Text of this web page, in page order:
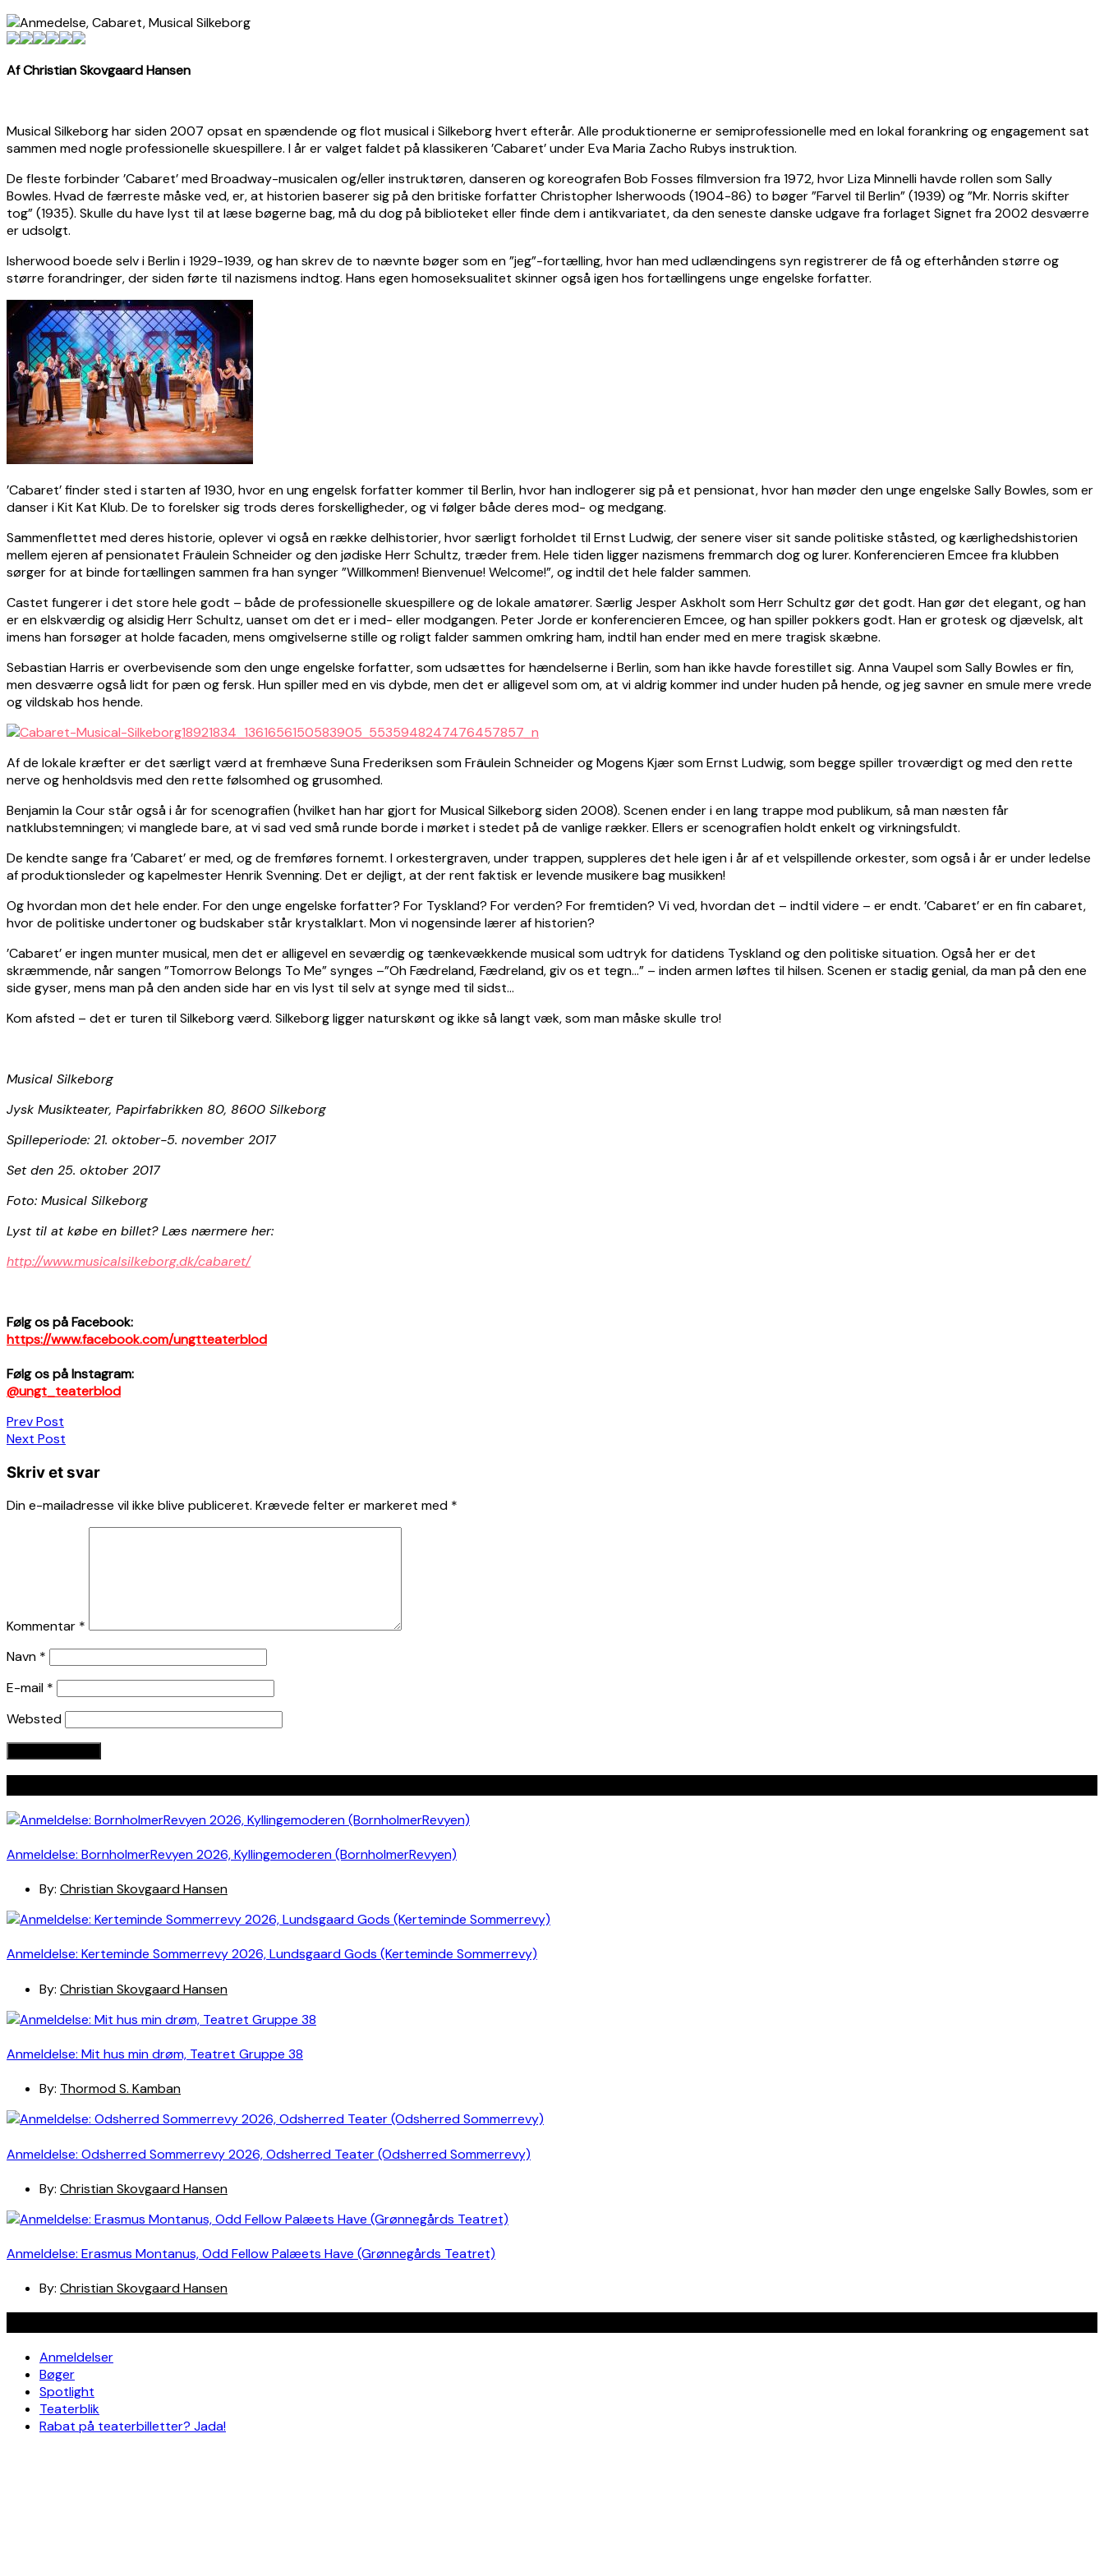
Af Christian Skovgaard Hansen
Musical Silkeborg har siden 2007 opsat en spændende og flot musical i Silkeborg hvert efterår. Alle produktionerne er semiprofessionelle med en lokal forankring og engagement sat
sammen med nogle professionelle skuespillere. I år er valget faldet på klassikeren ’Cabaret’ under Eva Maria Zacho Rubys instruktion.
De fleste forbinder ’Cabaret’ med Broadway-musicalen og/eller instruktøren, danseren og koreografen Bob Fosses filmversion fra 1972, hvor Liza Minnelli havde rollen som Sally
Bowles. Hvad de færreste måske ved, er, at historien baserer sig på den britiske forfatter Christopher Isherwoods (1904-86) to bøger ”Farvel til Berlin” (1939) og ”Mr. Norris skifter
tog” (1935). Skulle du have lyst til at læse bøgerne bag, må du dog på biblioteket eller finde dem i antikvariatet, da den seneste danske udgave fra forlaget Signet fra 2002 desværre
er udsolgt.
Isherwood boede selv i Berlin i 1929-1939, og han skrev de to nævnte bøger som en ”jeg”-fortælling, hvor han med udlændingens syn registrerer de få og efterhånden større og
større forandringer, der siden førte til nazismens indtog. Hans egen homoseksualitet skinner også igen hos fortællingens unge engelske forfatter.
’Cabaret’ finder sted i starten af 1930, hvor en ung engelsk forfatter kommer til Berlin, hvor han indlogerer sig på et pensionat, hvor han møder den unge engelske Sally Bowles, som er
danser i Kit Kat Klub. De to forelsker sig trods deres forskelligheder, og vi følger både deres mod- og medgang.
Sammenflettet med deres historie, oplever vi også en række delhistorier, hvor særligt forholdet til Ernst Ludwig, der senere viser sit sande politiske ståsted, og kærlighedshistorien
mellem ejeren af pensionatet Fräulein Schneider og den jødiske Herr Schultz, træder frem. Hele tiden ligger nazismens fremmarch dog og lurer. Konferencieren Emcee fra klubben
sørger for at binde fortællingen sammen fra han synger ”Willkommen! Bienvenue! Welcome!”, og indtil det hele falder sammen.
Castet fungerer i det store hele godt – både de professionelle skuespillere og de lokale amatører. Særlig Jesper Askholt som Herr Schultz gør det godt. Han gør det elegant, og han
er en elskværdig og alsidig Herr Schultz, uanset om det er i med- eller modgangen. Peter Jorde er konferencieren Emcee, og han spiller pokkers godt. Han er grotesk og djævelsk, alt
imens han forsøger at holde facaden, mens omgivelserne stille og roligt falder sammen omkring ham, indtil han ender med en mere tragisk skæbne.
Sebastian Harris er overbevisende som den unge engelske forfatter, som udsættes for hændelserne i Berlin, som han ikke havde forestillet sig. Anna Vaupel som Sally Bowles er fin,
men desværre også lidt for pæn og fersk. Hun spiller med en vis dybde, men det er alligevel som om, at vi aldrig kommer ind under huden på hende, og jeg savner en smule mere vrede
og vildskab hos hende.
Af de lokale kræfter er det særligt værd at fremhæve Suna Frederiksen som Fräulein Schneider og Mogens Kjær som Ernst Ludwig, som begge spiller troværdigt og med den rette
nerve og henholdsvis med den rette følsomhed og grusomhed.
Benjamin la Cour står også i år for scenografien (hvilket han har gjort for Musical Silkeborg siden 2008). Scenen ender i en lang trappe mod publikum, så man næsten får
natklubstemningen; vi manglede bare, at vi sad ved små runde borde i mørket i stedet på de vanlige rækker. Ellers er scenografien holdt enkelt og virkningsfuldt.
De kendte sange fra ’Cabaret’ er med, og de fremføres fornemt. I orkestergraven, under trappen, suppleres det hele igen i år af et velspillende orkester, som også i år er under ledelse
af produktionsleder og kapelmester Henrik Svenning. Det er dejligt, at der rent faktisk er levende musikere bag musikken!
Og hvordan mon det hele ender. For den unge engelske forfatter? For Tyskland? For verden? For fremtiden? Vi ved, hvordan det – indtil videre – er endt. ’Cabaret’ er en fin cabaret,
hvor de politiske undertoner og budskaber står krystalklart. Mon vi nogensinde lærer af historien?
’Cabaret’ er ingen munter musical, men det er alligevel en seværdig og tænkevækkende musical som udtryk for datidens Tyskland og den politiske situation. Også her er det
skræmmende, når sangen ”Tomorrow Belongs To Me” synges –”Oh Fædreland, Fædreland, giv os et tegn…” – inden armen løftes til hilsen. Scenen er stadig genial, da man på den ene
side gyser, mens man på den anden side har en vis lyst til selv at synge med til sidst…
Kom afsted – det er turen til Silkeborg værd. Silkeborg ligger naturskønt og ikke så langt væk, som man måske skulle tro!
Musical Silkeborg
Jysk Musikteater, Papirfabrikken 80, 8600 Silkeborg
Spilleperiode: 21. oktober-5. november 2017
Set den 25. oktober 2017
Foto: Musical Silkeborg
Lyst til at købe en billet? Læs nærmere her:
http://www.musicalsilkeborg.dk/cabaret/
Følg os på Facebook:
https://www.facebook.com/ungtteaterblod
Følg os på Instagram:
@ungt_teaterblod
Indlægsnavigation
Prev Post
Next Post
Skriv et svar
Din e-mailadresse vil ikke blive publiceret. Krævede felter er markeret med *
Kommentar *
Navn *
E-mail *
Websted
Anmeldelse: BornholmerRevyen 2026, Kyllingemoderen (BornholmerRevyen)
By: Christian Skovgaard Hansen
Anmeldelse: Kerteminde Sommerrevy 2026, Lundsgaard Gods (Kerteminde Sommerrevy)
By: Christian Skovgaard Hansen
Anmeldelse: Mit hus min drøm, Teatret Gruppe 38
By: Thormod S. Kamban
Anmeldelse: Odsherred Sommerrevy 2026, Odsherred Teater (Odsherred Sommerrevy)
By: Christian Skovgaard Hansen
Anmeldelse: Erasmus Montanus, Odd Fellow Palæets Have (Grønnegårds Teatret)
By: Christian Skovgaard Hansen
Anmeldelser
Bøger
Spotlight
Teaterblik
Rabat på teaterbilletter? Jada!